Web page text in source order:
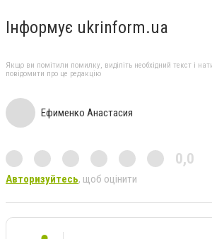
Інформує ukrinform.ua
Якщо ви помітили помилку, виділіть необхідний текст і
повідомити про це редакцію
Ефименко Анастасия
0,0
Авторизуйтесь, щоб оцінити